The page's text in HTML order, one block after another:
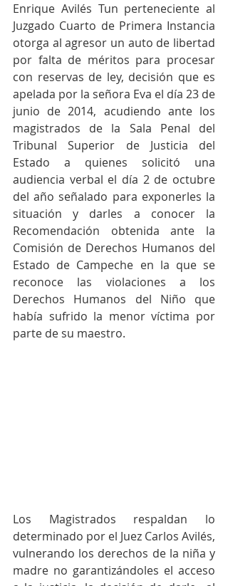
Enrique Avilés Tun perteneciente al
Juzgado Cuarto de Primera Instancia
otorga al agresor un auto de libertad
por falta de méritos para procesar
con reservas de ley, decisión que es
apelada por la señora Eva el día 23 de
junio de 2014, acudiendo ante los
magistrados de la Sala Penal del
Tribunal Superior de Justicia del
Estado a quienes solicitó una
audiencia verbal el día 2 de octubre
del año señalado para exponerles la
situación y darles a conocer la
Recomendación obtenida ante la
Comisión de Derechos Humanos del
Estado de Campeche en la que se
reconoce las violaciones a los
Derechos Humanos del Niño que
había sufrido la menor víctima por
parte de su maestro.
Los Magistrados respaldan lo
determinado por el Juez Carlos Avilés,
vulnerando los derechos de la niña y
madre no garantizándoles el acceso